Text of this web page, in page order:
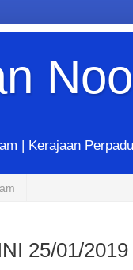
| Kerajaan
25/01/2019